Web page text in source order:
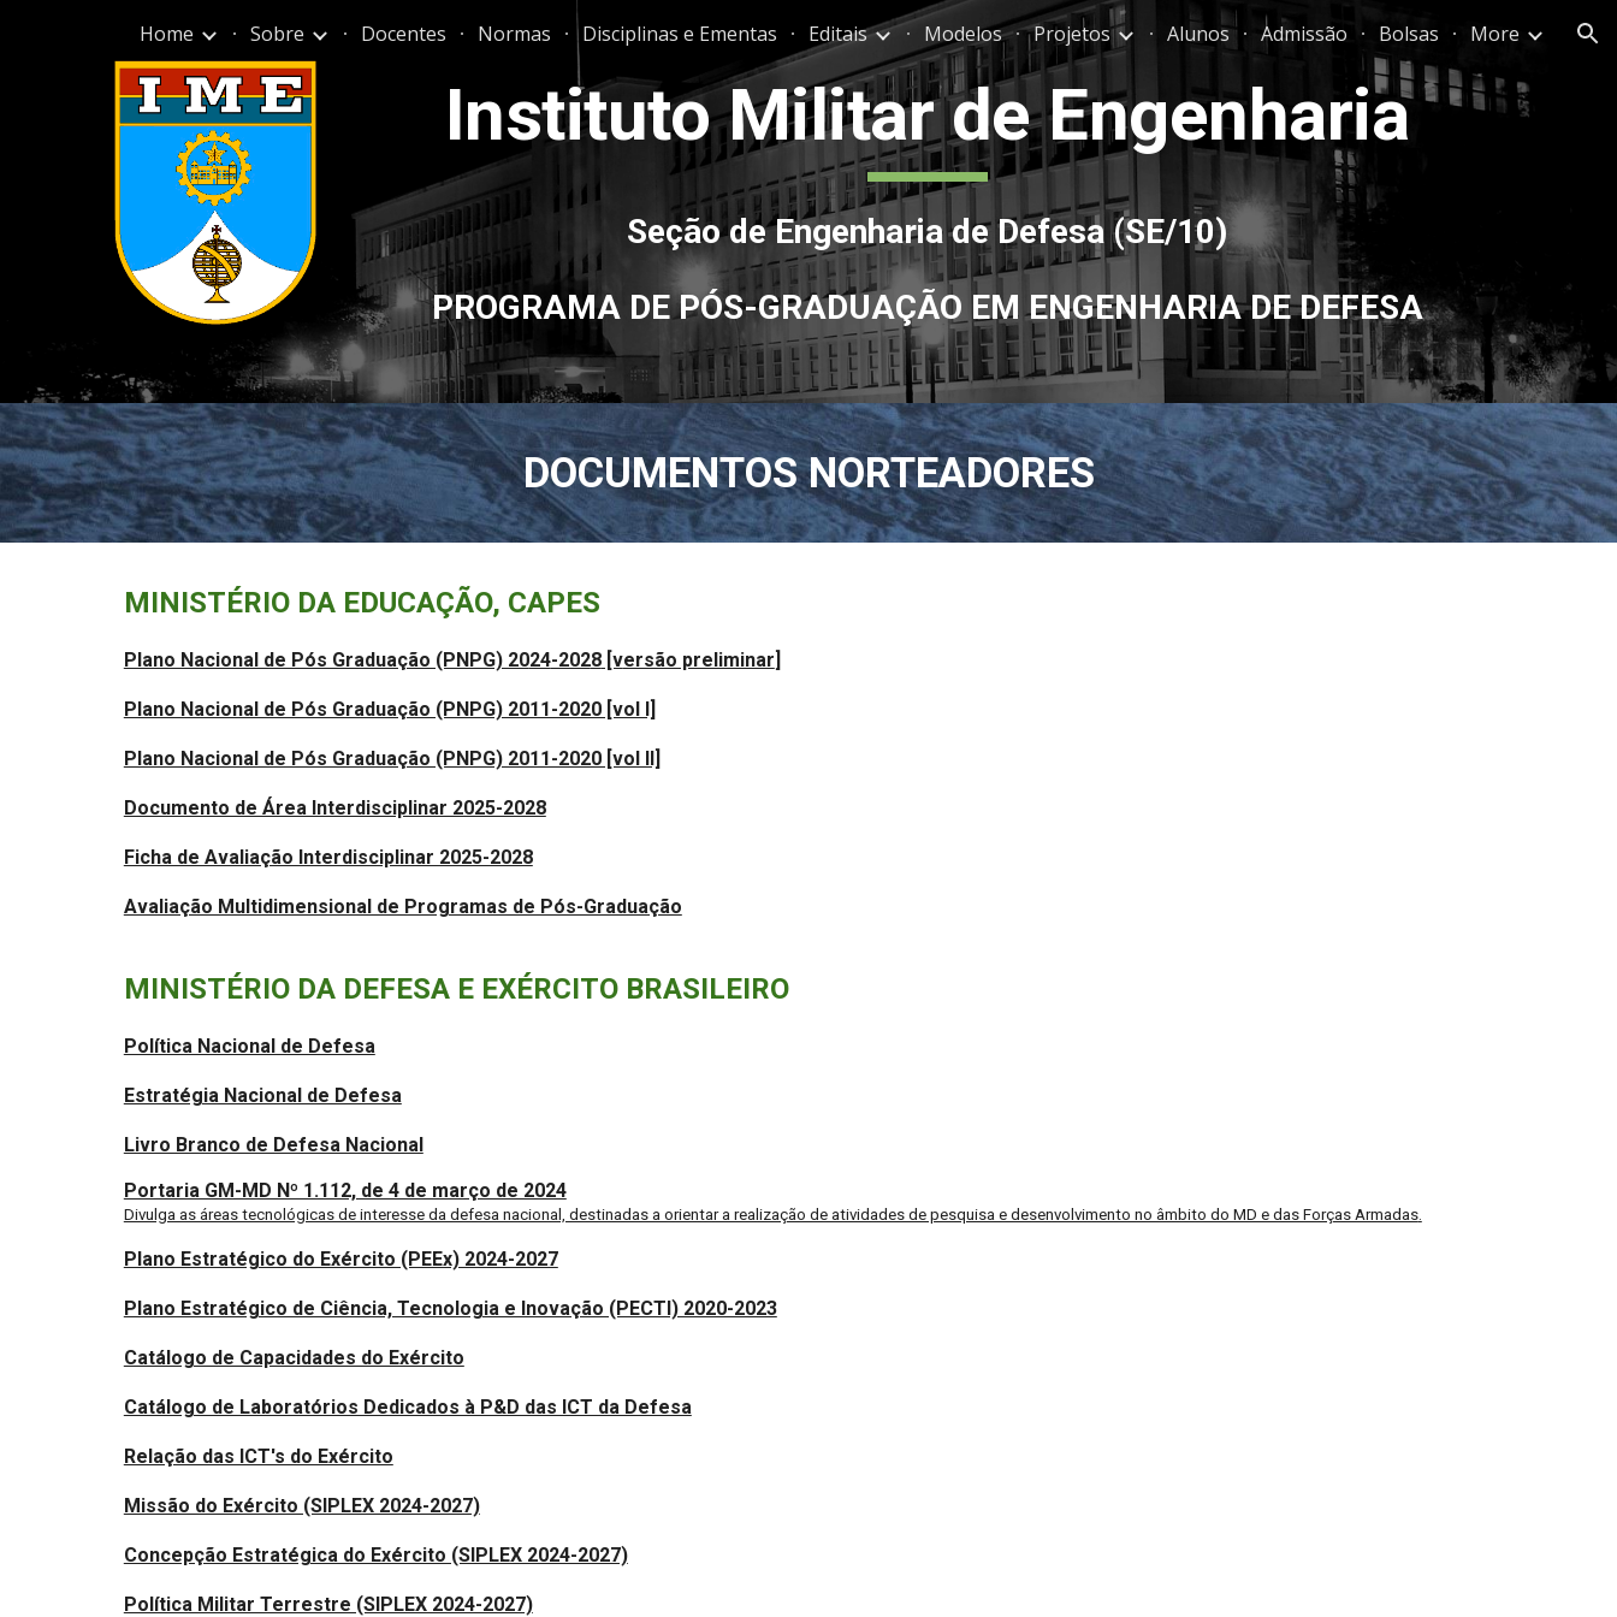
Skip to main content Skip to navigation
Home Sobre Docentes Normas Disciplinas e Ementas Editais Modelos Projetos Alunos Admissão Bolsas More
Instituto Militar de Engenharia
Seção de Engenhariade Defesa(SE/10)
PROGRAMA DE PÓS-GRADUAÇÃO EMENGENHARIA DE DEFESA
DOCUMENTOS NORTEADORES
MINISTÉRIO DA EDUCAÇÃO, CAPES
Plano Nacional de Pós Graduação (PNPG) 2024-2028[versão preliminar]
Plano Nacional de Pós Graduação (PNPG) 2011-2020 [vol I]
Plano Nacional de Pós Graduação (PNPG) 2011-2020 [vol II]
Documento de Área Interdisciplinar 2025-2028
Ficha de Avaliação Interdisciplinar 2025-2028
Avaliação Multidimensional de Programas de Pós-Graduação
MINISTÉRIO DA DEFESA E EXÉRCITO BRASILEIRO
Política Nacional de Defesa
Estratégia Nacional de Defesa
Livro Branco de Defesa Nacional
Portaria GM-MD Nº 1.112, de 4 de março de 2024
Divulga as áreas tecnológicas de interesse da defesa nacional, destinadas a orientar a realização de atividades de pesquisa e desenvolvimento no âmbito do MD e das Forças Armadas.
Plano Estratégico do Exército (PEEx) 2024-2027
Plano Estratégico de Ciência, Tecnologia e Inovação (PECTI) 2020-2023
Catálogo de Capacidades do Exército
Catálogo de Laboratórios Dedicados à P&D das ICT da Defesa
Relação das ICT's do Exército
Missão do Exército (SIPLEX 2024-2027)
Concepção Estratégica do Exército (SIPLEX 2024-2027)
Política Militar Terrestre (SIPLEX 2024-2027)